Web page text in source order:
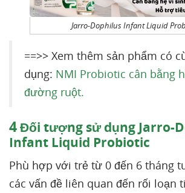
Jarro-Dophilus Infant Liquid
==>> Xem thêm sản phẩm có
dụng: NMI Probiotic cân bằng
đường ruột.
4Đối tượng sử dụng Jarro-
Infant Liquid Probiotic
Phù hợp với trẻ từ 0 đến 6 tháng
các vấn đề liên quan đến rối loạn